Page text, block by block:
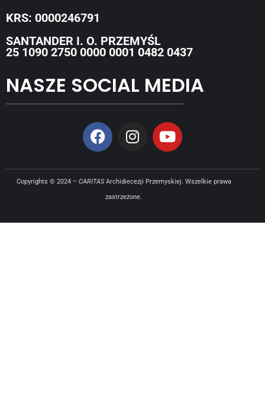
KRS: 0000246791
SANTANDER I. O. PRZEMYŚL
25 1090 2750 0000 0001 0482 0437
NASZE SOCIAL MEDIA
Copyrights © 2024 – CARITASArchidiecezji Przemyskiej. Wszelkie prawa
zastrzeżone.